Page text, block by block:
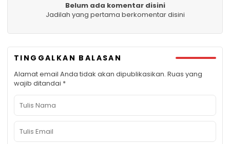
Belum ada komentar disini
Jadilah yang pertama berkomentar disini
TINGGALKAN BALASAN
Alamat email Anda tidak akan dipublikasikan. Ruas yang
wajib ditandai *